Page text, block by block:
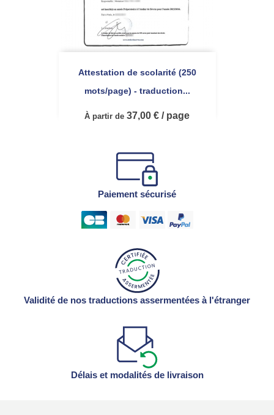
Attestation de scolarité (250
mots/page) - traduction...
À partir de 37,00 € / page
Paiement sécurisé
Validité de nos traductions assermentées à l'étranger
Délais et modalités de livraison